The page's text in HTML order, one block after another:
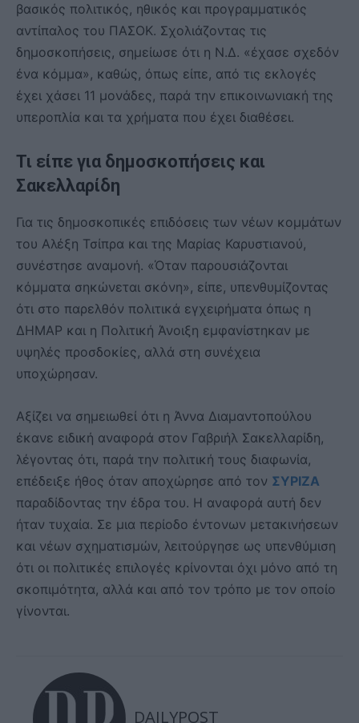
βασικός πολιτικός, ηθικός και προγραμματικός
αντίπαλος του ΠΑΣΟΚ. Σχολιάζοντας τις
δημοσκοπήσεις, σημείωσε ότι η Ν.Δ. «έχασε σχεδόν
ένα κόμμα», καθώς, όπως είπε, από τις εκλογές
έχει χάσει 11 μονάδες, παρά την επικοινωνιακή της
υπεροπλία και τα χρήματα που έχει διαθέσει.
Τι είπε για δημοσκοπήσεις και
Σακελλαρίδη
Για τις δημοσκοπικές επιδόσεις των νέων κομμάτων
του Αλέξη Τσίπρα και της Μαρίας Καρυστιανού,
συνέστησε αναμονή. «Όταν παρουσιάζονται
κόμματα σηκώνεται σκόνη», είπε, υπενθυμίζοντας
ότι στο παρελθόν πολιτικά εγχειρήματα όπως η
ΔΗΜΑΡ και η Πολιτική Άνοιξη εμφανίστηκαν με
υψηλές προσδοκίες, αλλά στη συνέχεια
υποχώρησαν.
Αξίζει να σημειωθεί ότι η Άννα Διαμαντοπούλου
έκανε ειδική αναφορά στον Γαβριήλ Σακελλαρίδη,
λέγοντας ότι, παρά την πολιτική τους διαφωνία,
επέδειξε ήθος όταν αποχώρησε από τον ΣΥΡΙΖΑ
παραδίδοντας την έδρα του. Η αναφορά αυτή δεν
ήταν τυχαία. Σε μια περίοδο έντονων μετακινήσεων
και νέων σχηματισμών, λειτούργησε ως υπενθύμιση
ότι οι πολιτικές επιλογές κρίνονται όχι μόνο από τη
σκοπιμότητα, αλλά και από τον τρόπο με τον οποίο
γίνονται.
DAILYPOST